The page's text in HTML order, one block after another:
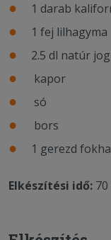
1 darab
1 fej lilhagyma
2.5 dl natúr
kapor
só
bors
1 gerezd
Elkészítési idő: